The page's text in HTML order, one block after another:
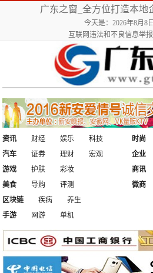
广东之窗_全方位打造本地
今天是：2026年8月8
互联网违法和不良信息举
资讯 财经 娱乐
科技
汽车
证券 理财 宏观
时尚
企业
游戏
护肤
彩妆
美食
导购 评测
商讯
微商
区块链
疾病
养生
手游
网游 单机